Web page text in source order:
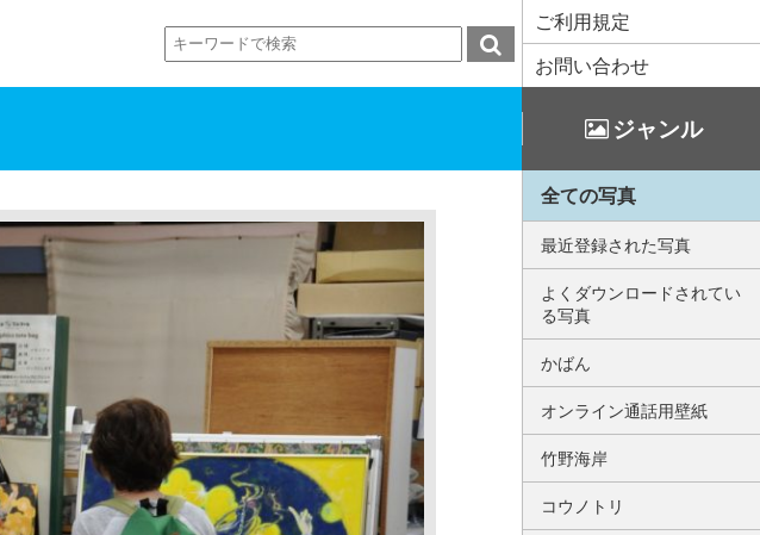
ご利用規定
お問い合わせ
ジャンル
全ての写真
最近登録された写真
よくダウンロードされてい
る写真
かばん
オンライン通話用壁紙
竹野海岸
コウノトリ